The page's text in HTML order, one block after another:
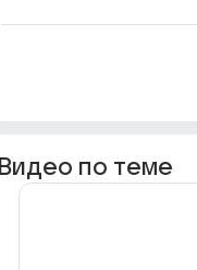
Видео по теме